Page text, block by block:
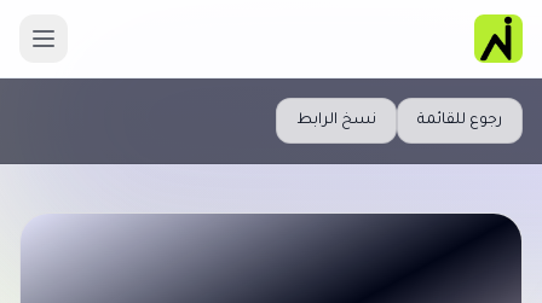
رجوع للقائمة نسخ الرابط